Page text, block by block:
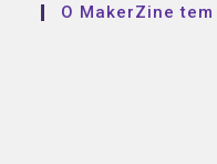
O MakerZine tem